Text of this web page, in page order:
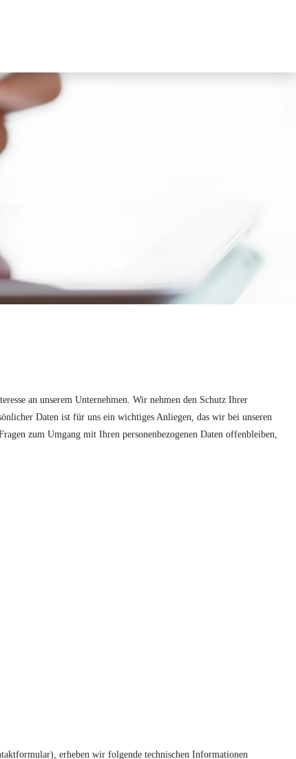
an unserem Unternehmen. Wir nehmen den Schutz Ihrer
Daten ist für uns ein wichtiges Anliegen, das wir bei unseren
zum Umgang mit Ihren personenbezogenen Daten offenbleiben,
erheben wir folgende technischen Informationen